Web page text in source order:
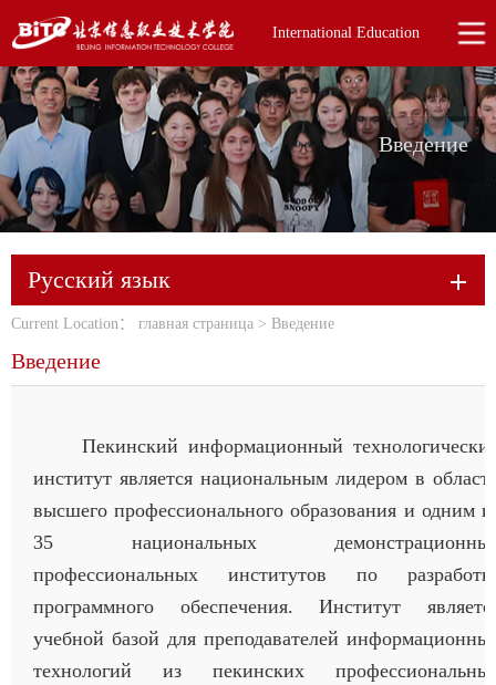
Введение
International Education
Русский язык
Current Location： главная страница > Введение
Введение
Пекинский информационный
институт является национальным лидером в
высшего профессионального образования и одним
35 национальных
профессиональных институтов по
программного обеспечения. Институт
учебной базой для преподавателей
технологий из пекинских